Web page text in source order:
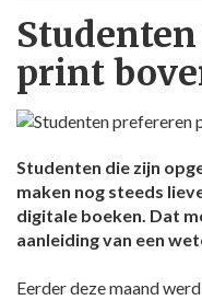
print
Studenten die zijn
maken nog steeds
digitale boeken. Dat
aanleiding van een
Eerder deze maand